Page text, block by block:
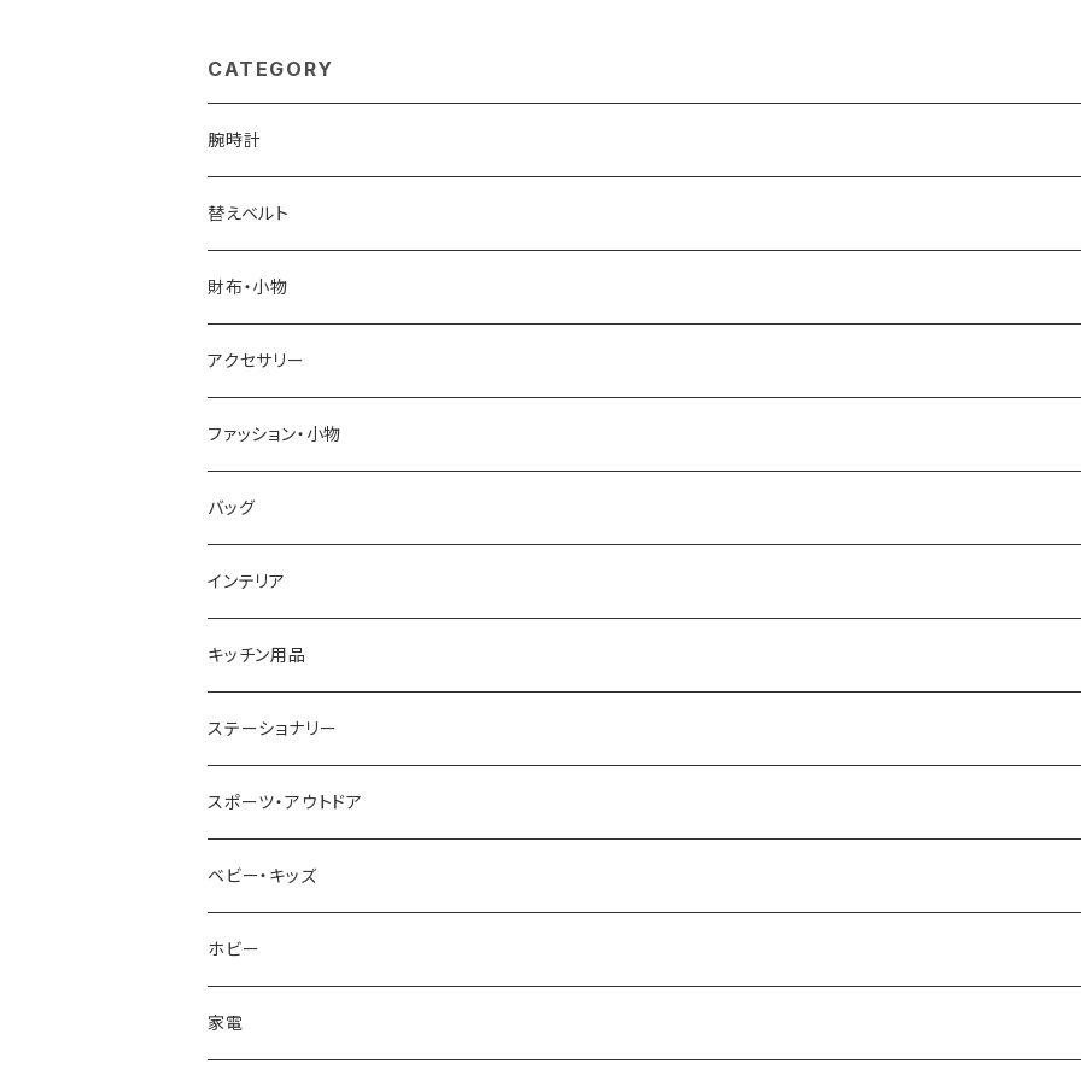
CATEGORY
腕時計
ELGIN
SALVATORE MARRA
CASIO
GRANDEUR
COGU
GAGA MILANO
CACTUS
TIMEX
NIXON
AVALANCHE
ORIENT
ZEPPELIN
替えベルト
COACH
DANIEL WELLINGTON
LACOSTE
DIESEL
MICHAEL KORS
NO BRAND
財布・小物
SONNE
DUCT
TRANSNUMBER
SAAMA HOMME
ARNOLD PALMER
MICHAEL KORS
DIESEL
ALV
Merge
ETTINGER
アクセサリー
GUCCI
TIFFANY&CO
FOLLI FOLLIE
POLICE
PAUL HEWITT
22designstudio
BOTTEGA VENETA
EMPORIO ARMANI
CALVIN KLEIN
ファッション・小物
DAKS
栃木レザー
NIKE
DUNHILL
NEWYORKER
OROBIANCO
Ellese
COLEMAN
バッグ
MANHATTAN PORTAGE
United HOMME
RODANIA
BEAMZSQUARE
BLAZER CLUB
ANDY HAWARD
G GUSTO
インテリア
CRYSTOCRAFT
SEIKO
CITIZEN
BRAUN
RHYTHM
BLOSSOM
キッチン用品
I'mD
Helios
VALENTINO VISCANI
ステーショナリー
LAMY
WATERMAN
PARKER
PELIKAN
スポーツ・アウトドア
Trangia
Barebones
FEUERHAND
ベビー・キッズ
ふわりぃ
ERGO BABY
ホビー
その他
家電